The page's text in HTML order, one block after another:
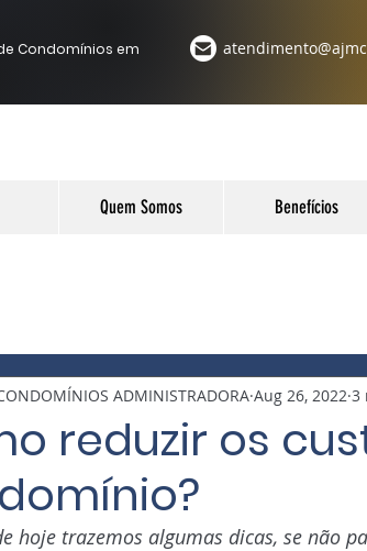
Condomínios em
Quem Somos Benefícios
reduzir os
ADMINISTRADORA Aug 26, 2022 3
hoje trazemos algumas dicas, se não